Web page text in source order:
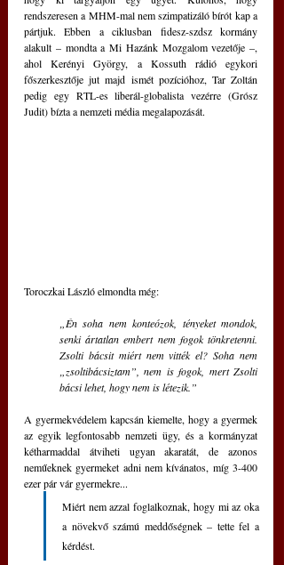
rendszeresen a MHM-mal nem szimpatizáló bírót kap a
pártjuk. Ebben a ciklusban fidesz-szdsz kormány
alakult – mondta a Mi Hazánk Mozgalom vezetője –,
ahol Kerényi György, a Kossuth rádió egykori
főszerkesztője jut majd ismét pozícióhoz, Tar Zoltán
pedig egy RTL-es liberál-globalista vezérre (Grósz
Judit) bízta a nemzeti média megalapozását.
Toroczkai László elmondta még:
„Én soha nem konteózok, tényeket mondok,
senki ártatlan embert nem fogok tönkretenni.
Zsolti bácsit miért nem vitték el? Soha nem
„zsoltibácsiztam”, nem is fogok, mert Zsolti
bácsi lehet, hogy nem is létezik.”
A gyermekvédelem kapcsán kiemelte, hogy a gyermek
az egyik legfontosabb nemzeti ügy, és a kormányzat
kétharmaddal átviheti ugyan akaratát, de azonos
neműeknek gyermeket adni nem kívánatos, míg 3-400
ezer pár vár gyermekre...
Miért nem azzal foglalkoznak, hogy mi az oka
a növekvő számú meddőségnek – tette fel a
kérdést.